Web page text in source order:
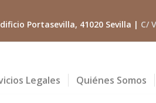
Portasevilla, 41020 Sevilla | C/
Legales Quiénes Somos